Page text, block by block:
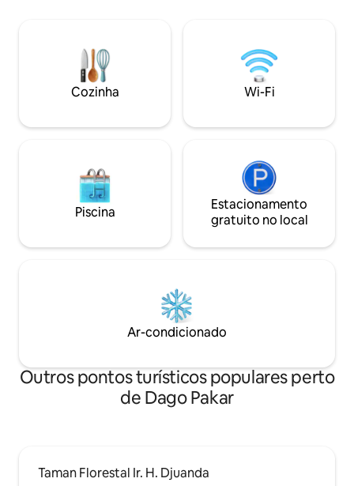
Elevação legal de 1000m • 20 minutos de
carro do centro de Bandung Reserve sua
estadia no Koselig para uma luxuosa
escapada na montanha.
para uma
sob as estrelas. É
conforto,
Cozinha Wi-Fi
Piscina
Estacionamento
gratuito no local
Ar-condicionado
Outros pontos turísticos populares perto
de Dago Pakar
Taman Florestal Ir. H. Djuanda